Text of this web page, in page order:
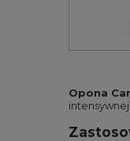
Opona
intensywnej